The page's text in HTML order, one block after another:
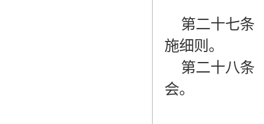
第二十七条
施细则。
第二十八条
会。